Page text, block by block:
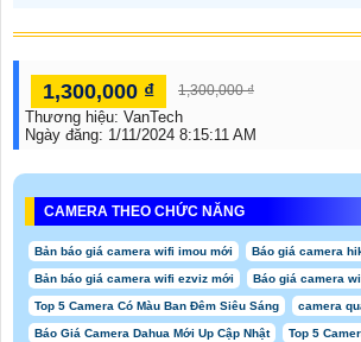
1,300,000 ₫ 1,300,000 ₫
Thương hiệu: VanTech
Ngày đăng: 1/11/2024 8:15:11 AM
CAMERA THEO CHỨC NĂNG
Bản báo giá camera wifi imou mới Báo giá camera
Bản báo giá camera wifi ezviz mới Báo giá camera
Top 5 Camera Có Màu Ban Đêm Siêu Sáng camera
Báo Giá Camera Dahua Mới Up Cập Nhật Top 5